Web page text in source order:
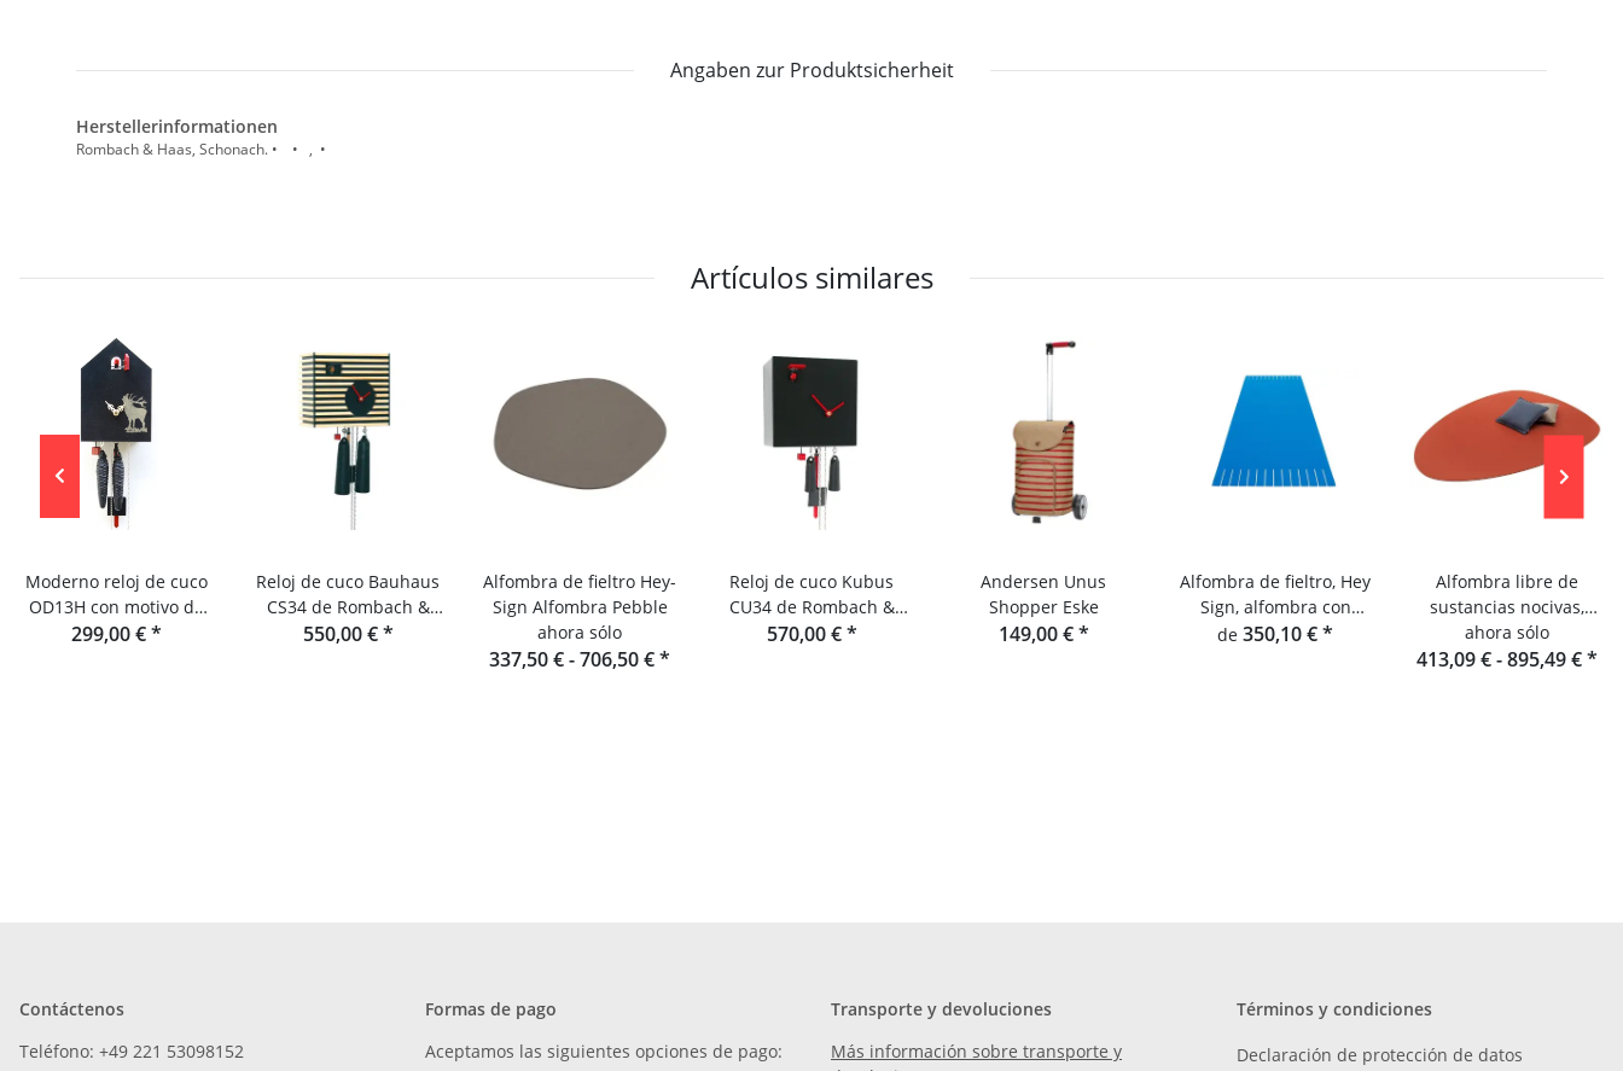
Angaben zur Produktsicherheit
Herstellerinformationen
Rombach & Haas, Schonach. • • , •
Artículos similares
Moderno reloj de cuco
OD13H con motivo de
ciervo de Rombach &
299,00 €*
Reloj de cuco Bauhaus
CS34 de Rombach &
Haas
550,00 €*
Alfombra de fieltro Hey-
Sign Alfombra Pebble
ahora sólo
337,50 € -706,50 €*
Reloj de cuco Kubus
CU34 de Rombach &
Haas
570,00 €*
Andersen Unus
Shopper Eske
149,00 €*
Alfombra de fieltro, Hey
Sign, alfombra con
flecos rectangular
de 350,10 €*
Alfombra libre de
sustancias nocivas,
Hey-Sign Alfombra
Stone
ahora sólo
413,09 € -895,49 €*
Contáctenos
Teléfono: +49 221 53098152
Formas de pago
Aceptamos las siguientes opciones de pago:
Transporte y devoluciones
Más información sobre transporte y
Términos y condiciones
Declaración de protección de datos